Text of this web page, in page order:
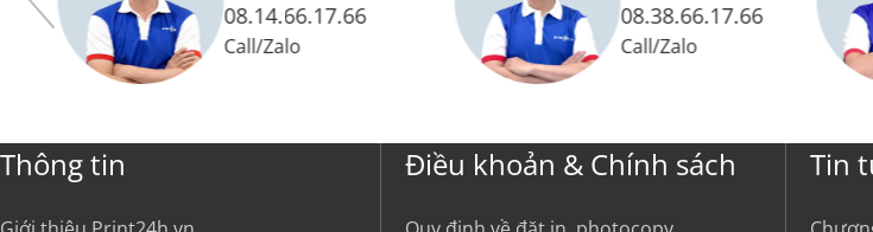
08.14.66.17.66
Call/Zalo
08.38.66.17.66
Call/Zalo
Thông tin Điều khoản & Chính sách Tin